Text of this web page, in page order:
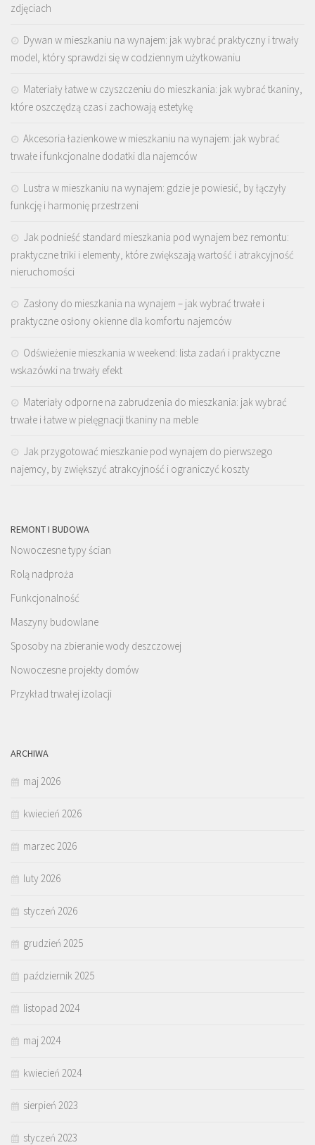
zdjęciach
Dywan w mieszkaniu na wynajem: jak wybrać praktyczny i trwały
model, który sprawdzi się w codziennym użytkowaniu
Materiały łatwe w czyszczeniu do mieszkania: jak wybrać tkaniny,
które oszczędzą czas i zachowają estetykę
Akcesoria łazienkowe w mieszkaniu na wynajem: jak wybrać
trwałe i funkcjonalne dodatki dla najemców
Lustra w mieszkaniu na wynajem: gdzie je powiesić, by łączyły
funkcję i harmonię przestrzeni
Jak podnieść standard mieszkania pod wynajem bez remontu:
praktyczne triki i elementy, które zwiększają wartość i atrakcyjność
nieruchomości
Zasłony do mieszkania na wynajem – jak wybrać trwałe i
praktyczne osłony okienne dla komfortu najemców
Odświeżenie mieszkania w weekend: lista zadań i praktyczne
wskazówki na trwały efekt
Materiały odporne na zabrudzenia do mieszkania: jak wybrać
trwałe i łatwe w pielęgnacji tkaniny na meble
Jak przygotować mieszkanie pod wynajem do pierwszego
najemcy, by zwiększyć atrakcyjność i ograniczyć koszty
REMONT I BUDOWA
Nowoczesne typy ścian
Rolą nadproża
Funkcjonalność
Maszyny budowlane
Sposoby na zbieranie wody deszczowej
Nowoczesne projekty domów
Przykład trwałej izolacji
ARCHIWA
maj 2026
kwiecień 2026
marzec 2026
luty 2026
styczeń 2026
grudzień 2025
październik 2025
listopad 2024
maj 2024
kwiecień 2024
sierpień 2023
styczeń 2023